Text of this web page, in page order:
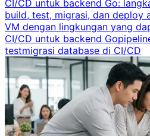
CI/CD untuk backend Go:
build, test, migrasi, dan deploy
VM dengan lingkungan yang
CI/CD untuk backend Go
testmigrasi database di CI/CD